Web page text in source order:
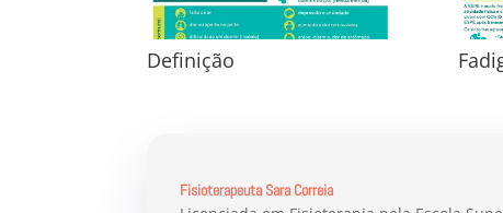
Definição
Fisioterapeuta Sara Correia